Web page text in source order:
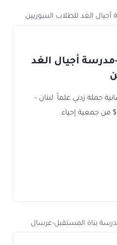
مدرسة أجيال الغد
حملة زدني علماً لبنان –